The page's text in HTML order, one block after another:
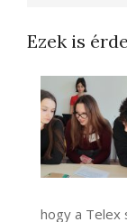
Ezek is
hogy a Telex